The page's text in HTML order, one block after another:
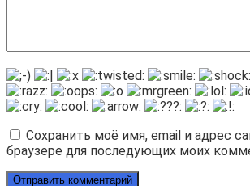
Сохранить моё имя, email и адрес
браузере для последующих моих